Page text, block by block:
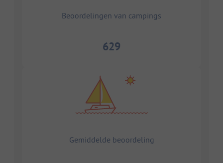
Beoordelingen van campings
629
Gemiddelde beoordeling